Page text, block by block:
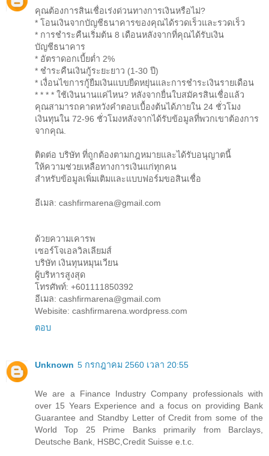
คุณต้องการสินเชื่อเร่งด่วนทางการเงินหรือไม่?
* โอนเงินจากบัญชีธนาคารของคุณได้รวดเร็วและรวดเร็ว
* การชำระคืนเริ่มต้น 8 เดือนหลังจากที่คุณได้รับเงิน
บัญชีธนาคาร
* อัตราดอกเบี้ยต่ำ 2%
* ชำระคืนเงินกู้ระยะยาว (1-30 ปี)
* เงื่อนไขการกู้ยืมเงินแบบยืดหยุ่นและการชำระเงินรายเดือน
* * * * ใช้เงินนานแค่ไหน? หลังจากยื่นใบสมัครสินเชื่อแล้ว
คุณสามารถคาดหวังคำตอบเบื้องต้นได้ภายใน 24 ชั่วโมง
เงินทุนใน 72-96 ชั่วโมงหลังจากได้รับข้อมูลที่พวกเขาต้องการ
จากคุณ.
ติดต่อ บริษัท ที่ถูกต้องตามกฎหมายและได้รับอนุญาตนี้
ให้ความช่วยเหลือทางการเงินแก่ทุกคน
สำหรับข้อมูลเพิ่มเติมและแบบฟอร์มขอสินเชื่อ
อีเมล: cashfirmarena@gmail.com
ด้วยความเคารพ
เซอร์โจเอลวิลเลียมส์
บริษัท เงินทุนหมุนเวียน
ผู้บริหารสูงสุด
โทรศัพท์: +601111850392
อีเมล: cashfirmarena@gmail.com
Webisite: cashfirmarena.wordpress.com
ตอบ
Unknown 5 กรกฎาคม 2560 เวลา 20:55
We are a Finance Industry Company professionals with
over 15 Years Experience and a focus on providing Bank
Guarantee and Standby Letter of Credit from some of the
World Top 25 Prime Banks primarily from Barclays,
Deutsche Bank, HSBC,Credit Suisse e.t.c.